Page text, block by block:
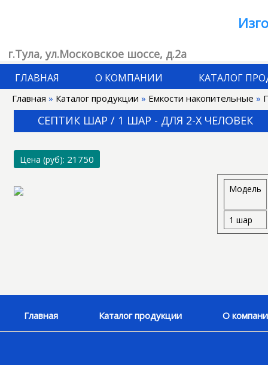
г.Тула, ул.Московское шоссе, д.2а
ГЛАВНАЯ О КОМПАНИИ КАТАЛОГ
Главная » Каталог продукции » Емкости накопительные »
СЕПТИК ШАР / 1 ШАР - ДЛЯ 2-Х ЧЕЛОВЕК
Цена (руб): 21750
Модель
1 шар
Главная Каталог продукции О